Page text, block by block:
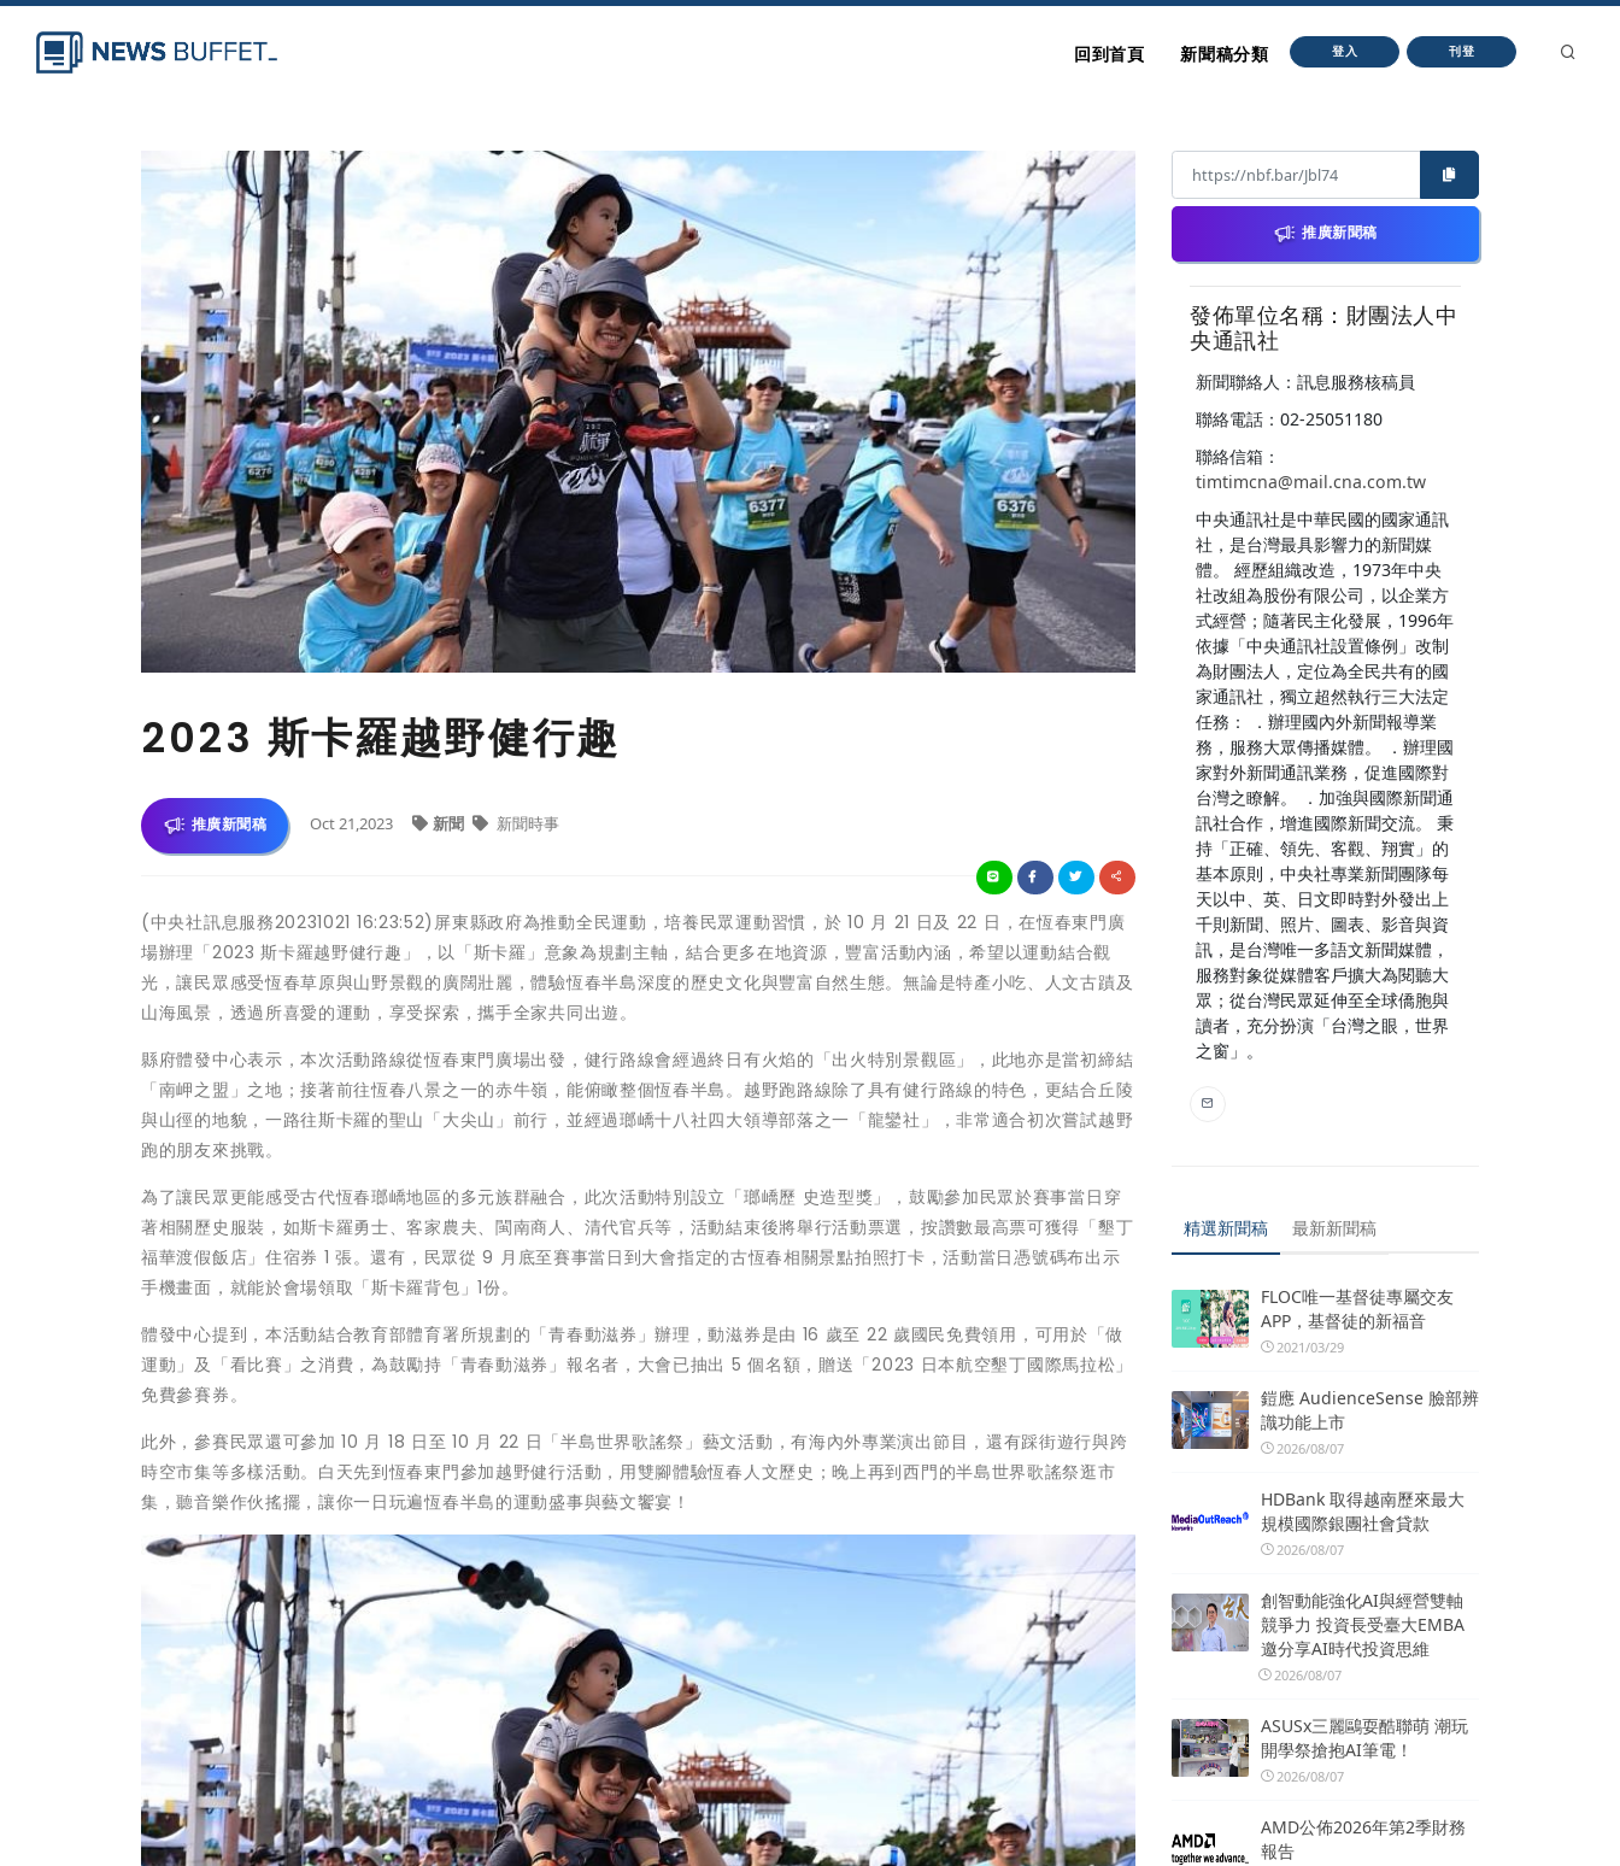
回到首頁 新聞稿分類 登入 刊登
2023 斯卡羅越野健行趣
推廣新聞稿 Oct 21,2023 新聞 新聞時事
(中央社訊息服務20231021 16:23:52)屏東縣政府為推動全民運動，培養民眾運動習慣，於 10 月 21 日及 22 日，在恆春東門廣
場辦理「2023 斯卡羅越野健行趣」，以「斯卡羅」意象為規劃主軸，結合更多在地資源，豐富活動內涵，希望以運動結合觀
光，讓民眾感受恆春草原與山野景觀的廣闊壯麗，體驗恆春半島深度的歷史文化與豐富自然生態。無論是特產小吃、人文古蹟及
山海風景，透過所喜愛的運動，享受探索，攜手全家共同出遊。
縣府體發中心表示，本次活動路線從恆春東門廣場出發，健行路線會經過終日有火焰的「出火特別景觀區」，此地亦是當初締結
「南岬之盟」之地；接著前往恆春八景之一的赤牛嶺，能俯瞰整個恆春半島。越野跑路線除了具有健行路線的特色，更結合丘陵
與山徑的地貌，一路往斯卡羅的聖山「大尖山」前行，並經過瑯嶠十八社四大領導部落之一「龍鑾社」，非常適合初次嘗試越野
跑的朋友來挑戰。
為了讓民眾更能感受古代恆春瑯嶠地區的多元族群融合，此次活動特別設立「瑯嶠歷 史造型獎」，鼓勵參加民眾於賽事當日穿
著相關歷史服裝，如斯卡羅勇士、客家農夫、閩南商人、清代官兵等，活動結束後將舉行活動票選，按讚數最高票可獲得「墾丁
福華渡假飯店」住宿券 1 張。還有，民眾從 9 月底至賽事當日到大會指定的古恆春相關景點拍照打卡，活動當日憑號碼布出示
手機畫面，就能於會場領取「斯卡羅背包」1份。
體發中心提到，本活動結合教育部體育署所規劃的「青春動滋券」辦理，動滋券是由 16 歲至 22 歲國民免費領用，可用於「做
運動」及「看比賽」之消費，為鼓勵持「青春動滋券」報名者，大會已抽出 5 個名額，贈送「2023 日本航空墾丁國際馬拉松」
免費參賽券。
此外，參賽民眾還可參加 10 月 18 日至 10 月 22 日「半島世界歌謠祭」藝文活動，有海內外專業演出節目，還有踩街遊行與跨
時空市集等多樣活動。白天先到恆春東門參加越野健行活動，用雙腳體驗恆春人文歷史；晚上再到西門的半島世界歌謠祭逛市
集，聽音樂作伙搖擺，讓你一日玩遍恆春半島的運動盛事與藝文饗宴！
推廣新聞稿
發佈單位名稱：財團法人中
央通訊社
新聞聯絡人：訊息服務核稿員
聯絡電話：02-25051180
聯絡信箱：
timtimcna@mail.cna.com.tw
中央通訊社是中華民國的國家通訊
社，是台灣最具影響力的新聞媒
體。 經歷組織改造，1973年中央
社改組為股份有限公司，以企業方
式經營；隨著民主化發展，1996年
依據「中央通訊社設置條例」改制
為財團法人，定位為全民共有的國
家通訊社，獨立超然執行三大法定
任務： ．辦理國內外新聞報導業
務，服務大眾傳播媒體。 ．辦理國
家對外新聞通訊業務，促進國際對
台灣之瞭解。 ．加強與國際新聞通
訊社合作，增進國際新聞交流。 秉
持「正確、領先、客觀、翔實」的
基本原則，中央社專業新聞團隊每
天以中、英、日文即時對外發出上
千則新聞、照片、圖表、影音與資
訊，是台灣唯一多語文新聞媒體，
服務對象從媒體客戶擴大為閱聽大
眾；從台灣民眾延伸至全球僑胞與
讀者，充分扮演「台灣之眼，世界
之窗」。
精選新聞稿 最新新聞稿
FLOC唯一基督徒專屬交友
APP，基督徒的新福音
2021/03/29
鎧應 AudienceSense 臉部辨
識功能上市
2026/08/07
HDBank 取得越南歷來最大
規模國際銀團社會貸款
2026/08/07
創智動能強化AI與經營雙軸
競爭力 投資長受臺大EMBA
邀分享AI時代投資思維
2026/08/07
ASUSx三麗鷗耍酷聯萌 潮玩
開學祭搶抱AI筆電！
2026/08/07
AMD公佈2026年第2季財務
報告